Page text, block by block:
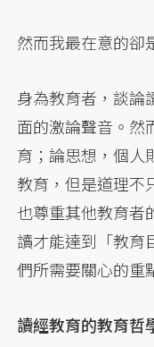
然而我最在意的卻
身為教育者，談論
面的激論聲音。然
育；論思想，個人
教育，但是道理不
也尊重其他教育者
讀才能達到「教育
們所需要關心的重
讀經教育的教育哲